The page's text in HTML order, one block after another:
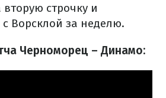
строчку и
с Ворсклой за неделю.
Черноморец – Динамо: